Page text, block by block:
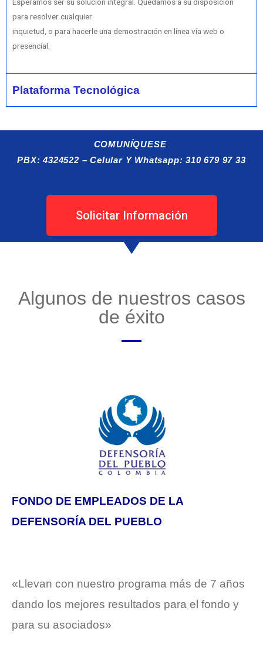
para resolver cualquier
inquietud, o para hacerle una demostración en línea vía web o
presencial.
Plataforma Tecnológica
COMUNÍQUESE
PBX: 4324522 – Celular Y Whatsapp: 310 679 97 33
Solicitar Información
Algunos de nuestros casos
de éxito
FONDO DE EMPLEADOS DE LA
DEFENSORÍA DEL PUEBLO
«Llevan con nuestro programa más de 7 años
dando los mejores resultados para el fondo y
para su asociados»